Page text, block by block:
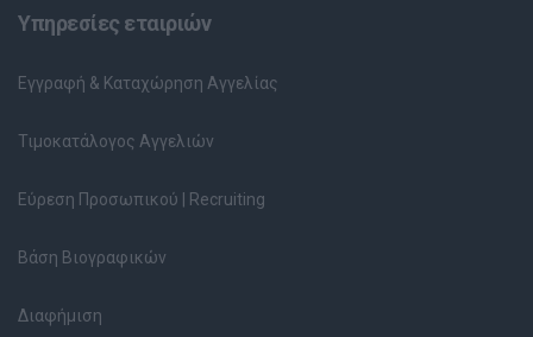
Υπηρεσίες εταιριών
Εγγραφή & Καταχώρηση Αγγελίας
Τιμοκατάλογος Αγγελιών
Εύρεση Προσωπικού | Recruiting
Βάση Βιογραφικών
Διαφήμιση